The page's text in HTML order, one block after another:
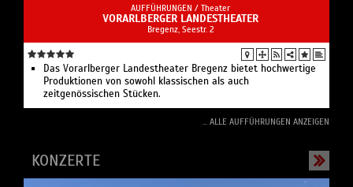
AUFFÜHRUNGEN / Theater
VORARLBERGER LANDESTHEATER
Bregenz, Seestr. 2
Das Vorarlberger Landestheater Bregenz bietet hochwertige
Produktionen von sowohl klassischen als auch
zeitgenössischen Stücken.
... ALLE AUFFÜHRUNGEN ANZEIGEN
KONZERTE